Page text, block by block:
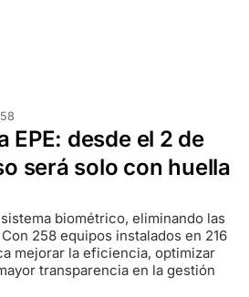
EPE: desde el 2 de
será solo con huella
biométrico, eliminando las
258 equipos instalados en 216
mejorar la eficiencia, optimizar
transparencia en la gestión